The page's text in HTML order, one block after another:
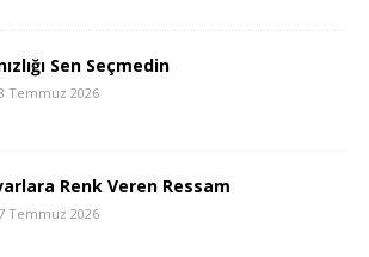
Sen Seçmedin
Temmuz 2026
Renk Veren Ressam
Temmuz 2026